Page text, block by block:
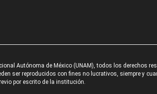
Autónoma de México (UNAM), todos los derechos
ser reproducidos con fines no lucrativos, siempre y
por escrito de la institución.